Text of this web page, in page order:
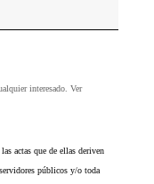
interesado. Ver
actas que de ellas deriven
públicos y/o toda